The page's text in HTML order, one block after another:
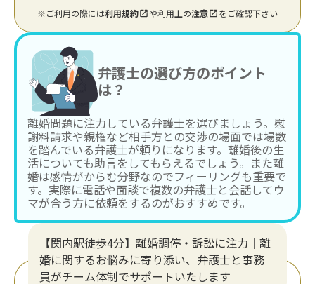
※ご利用の際には利用規約 や利用上の注意 をご確認下さい
弁護士の選び方のポイント
は？
離婚問題に注力している弁護士を選びましょう。慰
謝料請求や親権など相手方との交渉の場面では場数
を踏んでいる弁護士が頼りになります。離婚後の生
活についても助言をしてもらえるでしょう。また離
婚は感情がからむ分野なのでフィーリングも重要で
す。実際に電話や面談で複数の弁護士と会話してウ
マが合う方に依頼をするのがおすすめです。
【関内駅徒歩4分】離婚調停・訴訟に注力│離
婚に関するお悩みに寄り添い、弁護士と事務
員がチーム体制でサポートいたします